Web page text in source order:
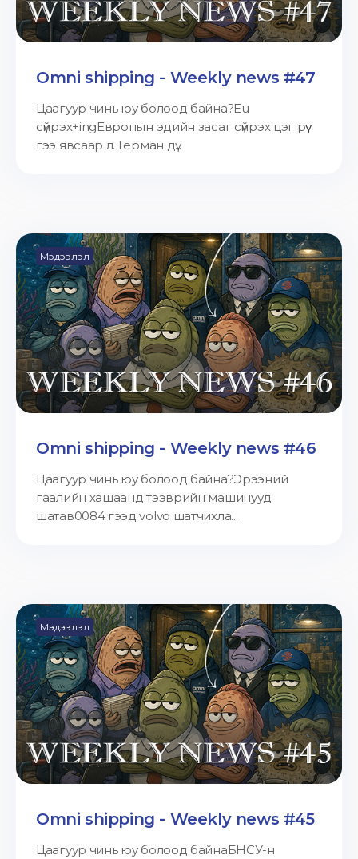
Omni shipping - Weekly news #47
Цаагуур чинь юу болоод байна?Eu
сүйрэх+ingЕвропын эдийн засаг сүйрэх цэг рүү
гээ явсаар л. Герман дү...
Мэдээлэл
Omni shipping - Weekly news #46
Цаагуур чинь юу болоод байна?Эрээний
гаалийн хашаанд тээврийн машинууд
шатав0084 гээд volvo шатчихла...
Мэдээлэл
Omni shipping - Weekly news #45
Цаагуур чинь юу болоод байнаБНСУ-н